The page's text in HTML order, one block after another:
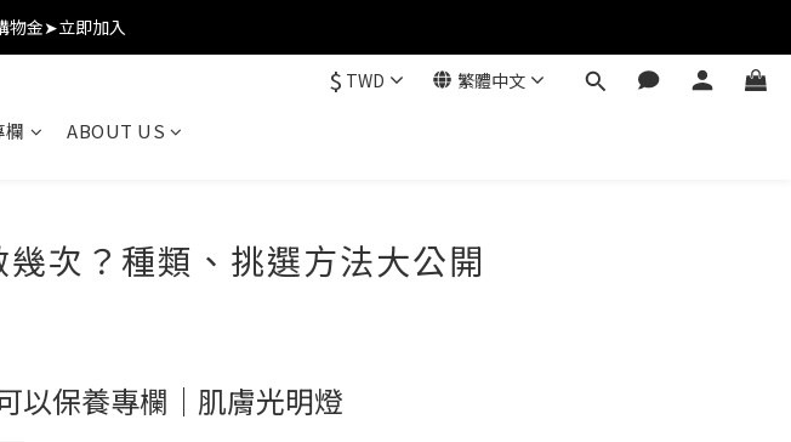
物金➤立即加入
物金➤立即加入
物金➤立即加入
$ TWD 繁體中文
欄 ABOUT US
次？種類、挑選方法大公開
以保養專欄｜肌膚光明燈